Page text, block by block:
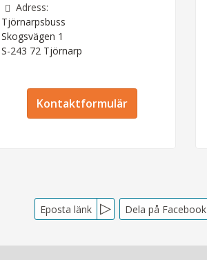
Adress:
Tjörnarpsbuss
Skogsvägen 1
S-243 72 Tjörnarp
Kontaktformulär
Eposta länk Dela på Facebook